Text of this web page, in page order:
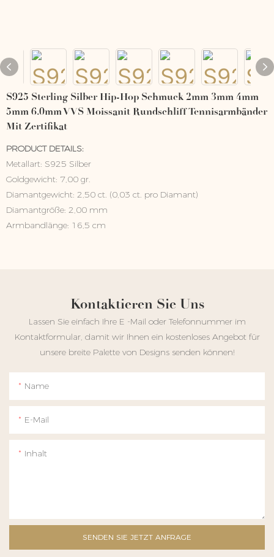
S925 Sterling Silber Hip-Hop Schmuck 2mm 3mm 4mm
5mm 6.0mm VVS Moissanit Rundschliff Tennisarmbänder
Mit Zertifikat
PRODUCT DETAILS:
Metallart: S925 Silber
Goldgewicht: 7,00 gr.
Diamantgewicht: 2,50 ct. (0,03 ct. pro Diamant)
Diamantgröße: 2,00 mm
Armbandlänge: 16,5 cm
Kontaktieren Sie Uns
Lassen Sie einfach Ihre E -Mail oder Telefonnummer im
Kontaktformular, damit wir Ihnen ein kostenloses Angebot für
unsere breite Palette von Designs senden können!
Name
E-Mail
Inhalt
SENDEN SIE JETZT ANFRAGE